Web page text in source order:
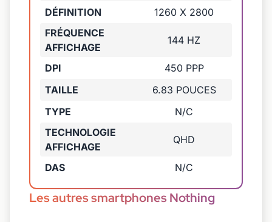
DÉFINITION
1260 X 2800
FRÉQUENCE
AFFICHAGE
144 HZ
DPI
450 PPP
TAILLE
6.83 POUCES
TYPE
N/C
TECHNOLOGIE
AFFICHAGE
QHD
DAS N/C
Les autres smartphones Nothing